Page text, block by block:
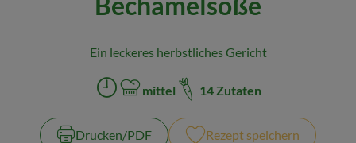
VINCE Weine
Veranstaltungen
Ein leckeres herbstliches Gericht
Zubreitungszeit:
Schwierigkeit:
mittel 14 Zutaten
Drucken​/​PDF Rezept speichern